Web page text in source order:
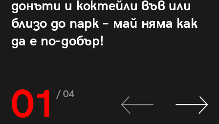
донъти и коктейли във или
близо до парк – май няма как
да е по-добър!
01 / 04